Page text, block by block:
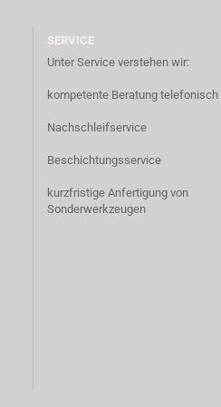
SERVICE
Unter Service verstehen wir:
kompetente Beratung telefonisch
Nachschleifservice
Beschichtungsservice
kurzfristige Anfertigung von
Sonderwerkzeugen